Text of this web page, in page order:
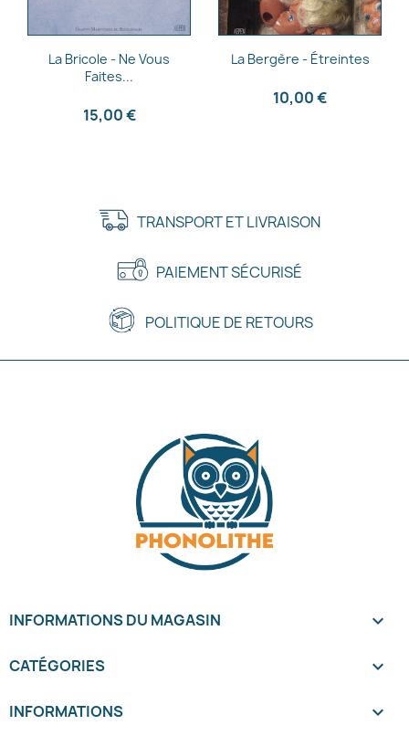
Aperçu rapide
La Bricole - Ne Vous
Faites...
15,00 €
Aperçu rapide
La Bergère - Étreintes
10,00 €
TRANSPORT ET LIVRAISON
PAIEMENT SÉCURISÉ
POLITIQUE DE RETOURS
INFORMATIONS DU MAGASIN keyboard_arrow_down
CATÉGORIES 
INFORMATIONS 